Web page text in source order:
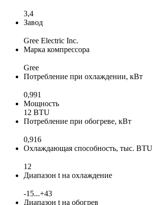
3,4
Завод
Gree Electric Inc.
Марка компрессора
Gree
Потребление при охлаждении, кВт
0,991
Мощность
12 BTU
Потребление при обогреве, кВт
0,916
Охлаждающая способность, тыс. BTU
12
Диапазон t на охлаждение
-15...+43
Диапазон t на обогрев